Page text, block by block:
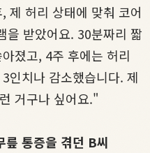
제 허리 상태에 맞춰 코어
을 받았어요. 30분짜리 짧
졌고, 4주 후에는 허리
인치나 감소했습니다. 제
거구나 싶어요."
통증을 겪던 B씨